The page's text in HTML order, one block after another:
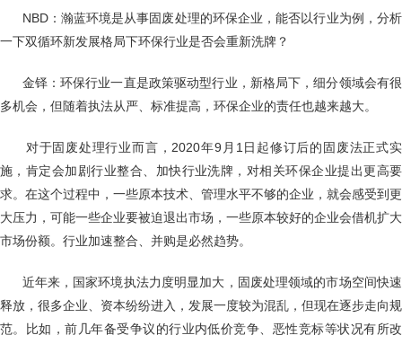
NBD：瀚蓝环境是从事固废处理的环保企业，能否以行业为例，分析
一下双循环新发展格局下环保行业是否会重新洗牌？
金铎：环保行业一直是政策驱动型行业，新格局下，细分领域会有很
多机会，但随着执法从严、标准提高，环保企业的责任也越来越大。
对于固废处理行业而言，2020年9月1日起修订后的固废法正式实
施，肯定会加剧行业整合、加快行业洗牌，对相关环保企业提出更高要
求。在这个过程中，一些原本技术、管理水平不够的企业，就会感受到更
大压力，可能一些企业要被迫退出市场，一些原本较好的企业会借机扩大
市场份额。行业加速整合、并购是必然趋势。
近年来，国家环境执法力度明显加大，固废处理领域的市场空间快速
释放，很多企业、资本纷纷进入，发展一度较为混乱，但现在逐步走向规
范。比如，前几年备受争议的行业内低价竞争、恶性竞标等状况有所改